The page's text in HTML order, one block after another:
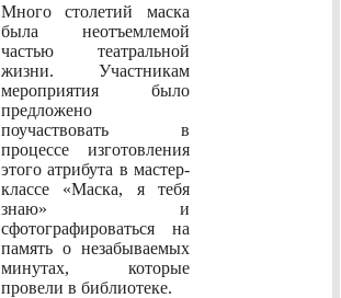
Много столетий маска
была неотъемлемой
частью театральной
жизни. Участникам
мероприятия было
предложено
поучаствовать в
процессе изготовления
этого атрибута в мастер-
классе «Маска, я тебя
знаю» и
сфотографироваться на
память о незабываемых
минутах, которые
провели в библиотеке.